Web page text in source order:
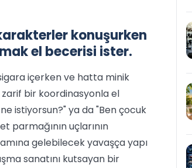
konuşurken
el becerisi ister.
içerken ve hatta minik
bir koordinasyonla el
istiyorsun?" ya da "Ben çocuk
parmağının uçlarının
gelebilecek yavaşça yapı
sanatını kutsayan bir